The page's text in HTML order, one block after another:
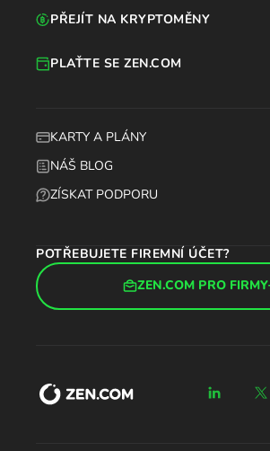
KARTY A PLÁNY
NÁŠ BLOG
ZÍSKAT PODPORU
PLAŤTE SE ZEN.COM
POTŘEBUJETE FIREMNÍ ÚČET?
ZEN.COM PRO FIRMY
PŘEJÍT NA KRYPTOMĚNY